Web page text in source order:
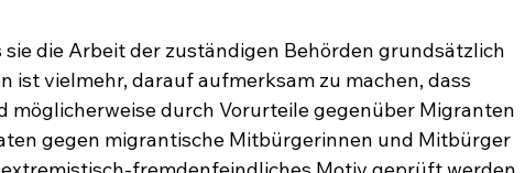
sie die Arbeit der zuständigen Behörden grundsätzlich
ist vielmehr, darauf aufmerksam zu machen, dass
möglicherweise durch Vorurteile gegenüber Migranten
gegen migrantische Mitbürgerinnen und Mitbürger